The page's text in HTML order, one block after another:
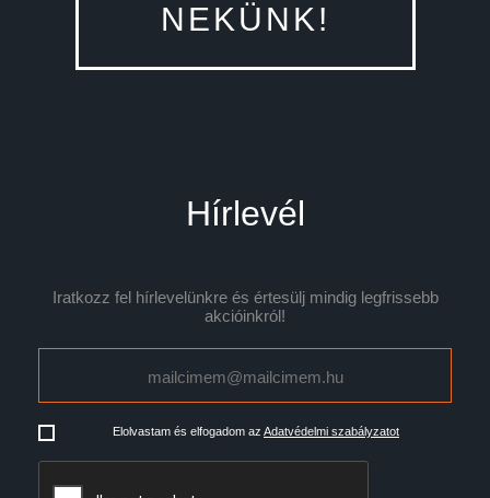
NEKÜNK!
Hírlevél
Iratkozz fel hírlevelünkre és értesülj mindig legfrissebb
akcióinkról!
Elolvastam és elfogadom az Adatvédelmi szabályzatot